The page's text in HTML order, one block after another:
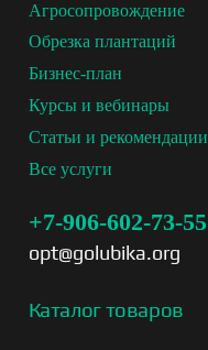
Агросопровождение
Обрезка плантаций
Бизнес-план
Курсы и вебинары
Статьи и рекомендации
Все услуги
+7-906-602-73-55
opt@golubika.org
Каталог товаров